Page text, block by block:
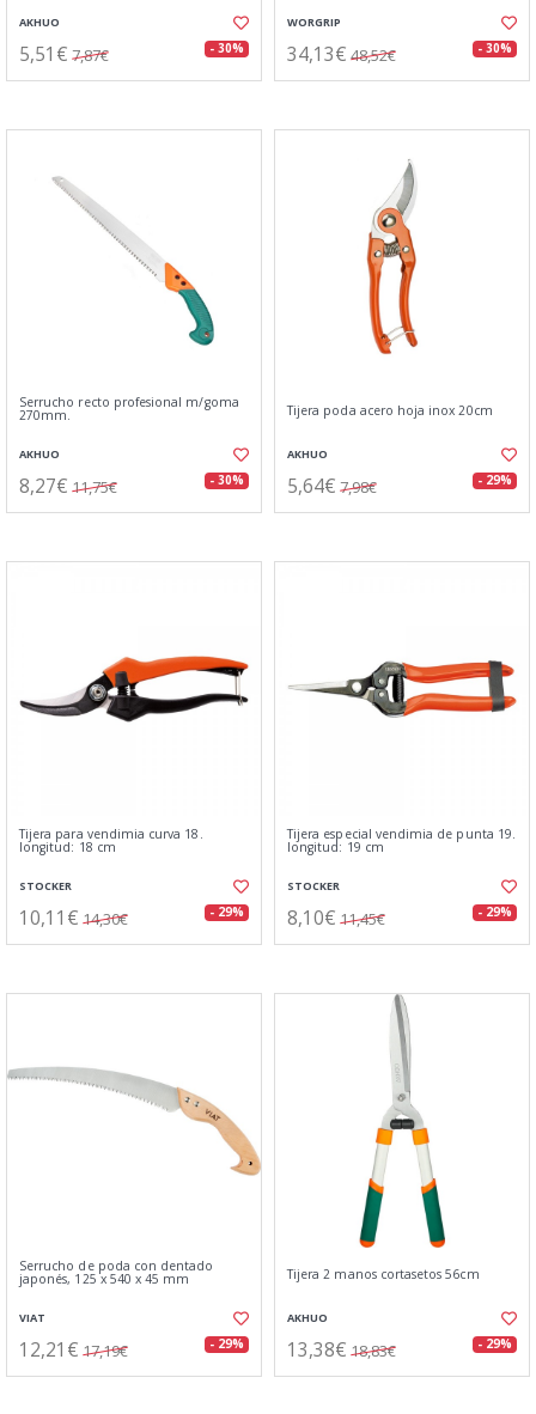
AKHUO
5,51€ 7,87€ - 30%
WORGRIP
34,13€ 48,52€ - 30%
Serrucho recto profesional m/goma
270mm.
AKHUO
8,27€ 11,75€ - 30%
Tijera poda acero hoja inox 20cm
AKHUO
5,64€ 7,98€ - 29%
Tijera para vendimia curva 18.
longitud: 18 cm
STOCKER
10,11€ 14,30€ - 29%
Tijera especial vendimia de punta 19.
longitud: 19 cm
STOCKER
8,10€ 11,45€ - 29%
Serrucho de poda con dentado
japonés, 125 x 540 x 45 mm
VIAT
12,21€ 17,19€ - 29%
Tijera 2 manos cortasetos 56cm
AKHUO
13,38€ 18,83€ - 29%